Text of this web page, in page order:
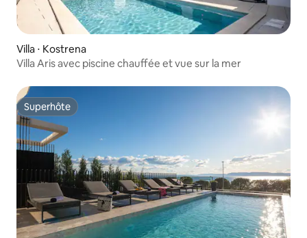
Villa ⋅ Kostrena
Villa Aris avec piscine chauffée et vue sur la mer
Superhôte
Superhôte